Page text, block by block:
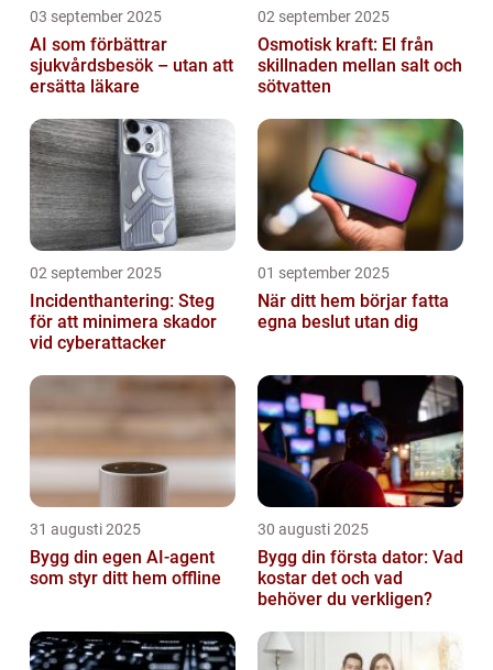
03 september 2025
AI som förbättrar
sjukvårdsbesök – utan att
ersätta läkare
02 september 2025
Osmotisk kraft: El från
skillnaden mellan salt och
sötvatten
02 september 2025
Incidenthantering: Steg
för att minimera skador
vid cyberattacker
01 september 2025
När ditt hem börjar fatta
egna beslut utan dig
31 augusti 2025
Bygg din egen AI-agent
som styr ditt hem offline
30 augusti 2025
Bygg din första dator: Vad
kostar det och vad
behöver du verkligen?